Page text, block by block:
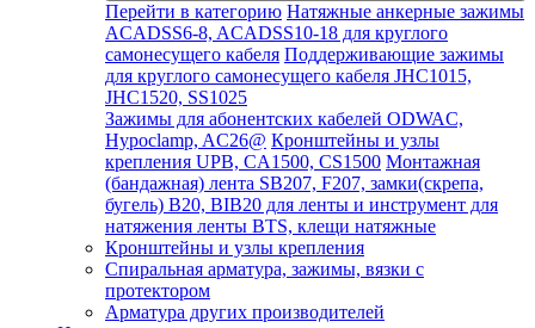
Перейти в категорию Натяжные анкерные зажимы
ACADSS6-8, ACADSS10-18 для круглого
самонесущего кабеля Поддерживающие зажимы
для круглого самонесущего кабеля JHC1015,
JHC1520, SS1025
Зажимы для абонентских кабелей ODWAC,
Hypoclamp, AC26@ Кронштейны и узлы
крепления UPB, CA1500, CS1500 Монтажная
(бандажная) лента SB207, F207, замки(скрепа,
бугель) B20, BIB20 для ленты и инструмент для
натяжения ленты BTS, клещи натяжные
Кронштейны и узлы крепления
Спиральная арматура, зажимы, вязки с
протектором
Арматура других производителей